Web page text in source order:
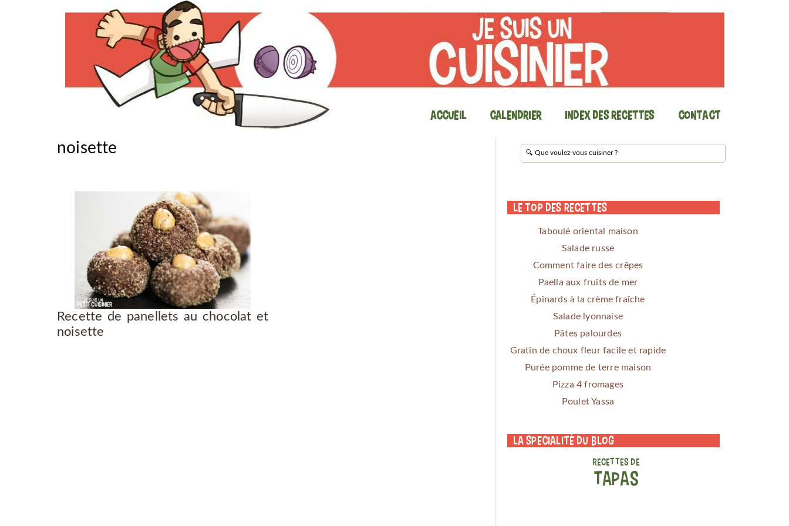
Accueil Calendrier Index des recettes Contact
noisette
Recette de panellets au chocolat et
noisette
Le Top des Recettes
Taboulé oriental maison
Salade russe
Comment faire des crêpes
Paella aux fruits de mer
Épinards à la crème fraîche
Salade lyonnaise
Pâtes palourdes
Gratin de choux fleur facile et rapide
Purée pomme de terre maison
Pizza 4 fromages
Poulet Yassa
La specialité du blog
RECETTES DE
TAPAS